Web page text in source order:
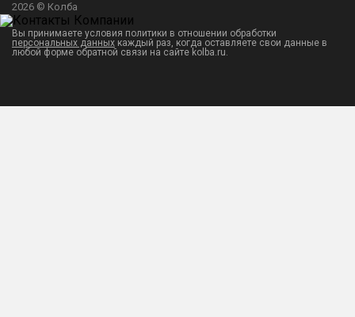
2026 © Колба
Вы принимаете условия политики в отношении обработки
персональных данных каждый раз, когда оставляете свои данные в
любой форме обратной связи на сайте kolba.ru.